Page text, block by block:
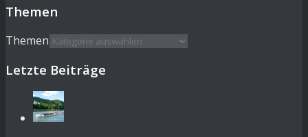
Themen
Themen
Letzte Beiträge